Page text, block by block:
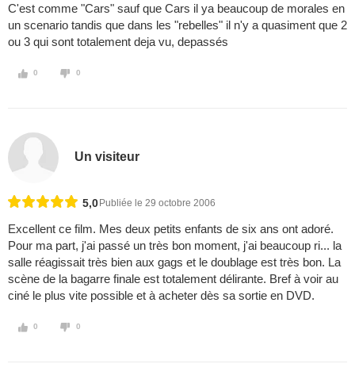
C'est comme "Cars" sauf que Cars il ya beaucoup de morales en
un scenario tandis que dans les "rebelles" il n'y a quasiment que 2
ou 3 qui sont totalement deja vu, depassés
0 0
Un visiteur
5,0 Publiée le 29 octobre 2006
Excellent ce film. Mes deux petits enfants de six ans ont adoré.
Pour ma part, j'ai passé un très bon moment, j'ai beaucoup ri... la
salle réagissait très bien aux gags et le doublage est très bon. La
scène de la bagarre finale est totalement délirante. Bref à voir au
ciné le plus vite possible et à acheter dès sa sortie en DVD.
0 0